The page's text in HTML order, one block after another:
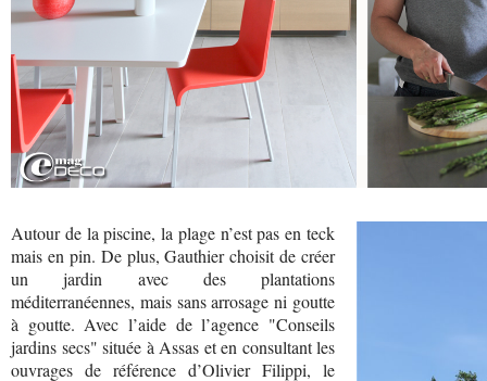
Autour de la piscine, la plage n’est pas en teck
mais en pin. De plus, Gauthier choisit de créer
un jardin avec des plantations
méditerranéennes, mais sans arrosage ni goutte
à goutte. Avec l’aide de l’agence "Conseils
jardins secs" située à Assas et en consultant les
ouvrages de référence d’Olivier Filippi, le